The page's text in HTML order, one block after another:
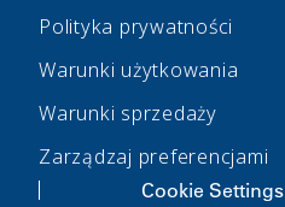
Polityka prywatności
Warunki użytkowania
Warunki sprzedaży
Zarządzaj preferencjami
Cookie Settings